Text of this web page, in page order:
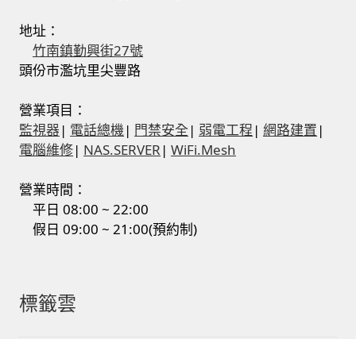
地址：
竹南鎮勤興街27號
頭份市濫坑里尖豐路
營業項目：
監視器| 電話總機| 門禁安全 | 弱電工程 |網路建置 |
電腦維修| NAS.SERVER |WiFi.Mesh
營業時間：
平日 08:00 ~ 22:00
假日 09:00 ~ 21:00(預約制)
標籤雲